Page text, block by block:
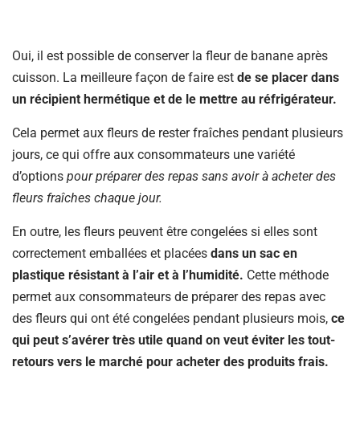
Oui, il est possible de conserver la fleur de banane après
cuisson. La meilleure façon de faire est de se placer dans
un récipient hermétique et de le mettre au réfrigérateur.
Cela permet aux fleurs de rester fraîches pendant plusieurs
jours, ce qui offre aux consommateurs une variété
d’options pour préparer des repas sans avoir à acheter des
fleurs fraîches chaque jour.
En outre, les fleurs peuvent être congelées si elles sont
correctement emballées et placées dans un sac en
plastique résistant à l’air et à l’humidité. Cette méthode
permet aux consommateurs de préparer des repas avec
des fleurs qui ont été congelées pendant plusieurs mois, ce
qui peut s’avérer très utile quand on veut éviter les tout-
retours vers le marché pour acheter des produits frais.